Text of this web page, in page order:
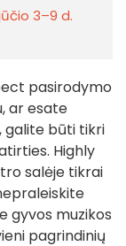
3–9 d.
pasirodymo
ar esate
galite būti tikri
Highly
salėje tikrai
gyvos muzikos
pagrindinių